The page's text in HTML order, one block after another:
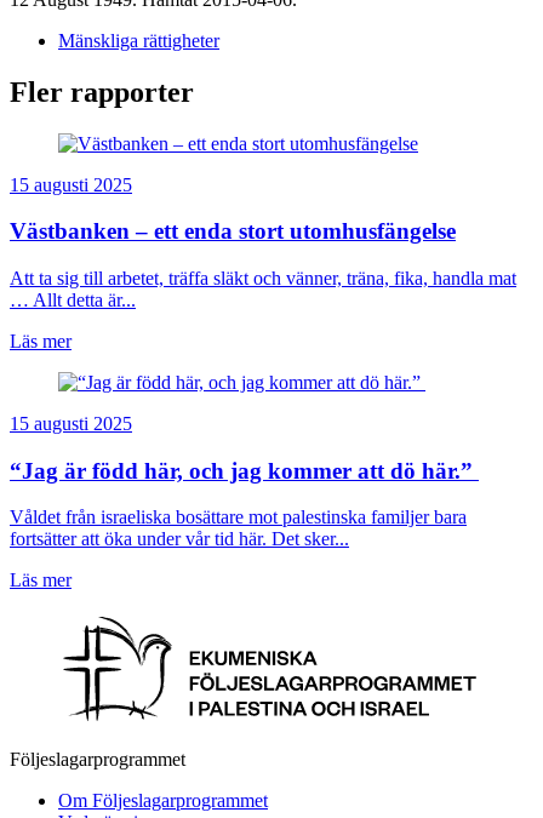
Mänskliga rättigheter
Fler rapporter
15 augusti 2025
Västbanken – ett enda stort utomhusfängelse
Att ta sig till arbetet, träffa släkt och vänner, träna, fika, handla mat
… Allt detta är...
Läs mer
15 augusti 2025
“Jag är född här, och jag kommer att dö här.”
Våldet från israeliska bosättare mot palestinska familjer bara
fortsätter att öka under vår tid här. Det sker...
Läs mer
Följeslagarprogrammet
Om Följeslagarprogrammet